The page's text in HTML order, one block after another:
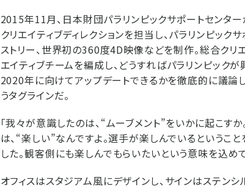
2015年11月、日本財団パラリンピックサポートセンタ
クリエイティブディレクションを担当し、パラリンピッ
ストリー、世界初の360度4D映像などを制作。総合クリ
エイティブチームを編成し、どうすればパラリンピック
2020年に向けてアップデートできるかを徹底的に議論
うタグラインだ。
「我々が意識したのは、“ムーブメント”をいかに起こす
は、“楽しい”なんですよ。選手が楽しんでいるという
した。観客側にも楽しんでもらいたいという意味を込めて
オフィスはスタジアム風にデザインし、サインはステン